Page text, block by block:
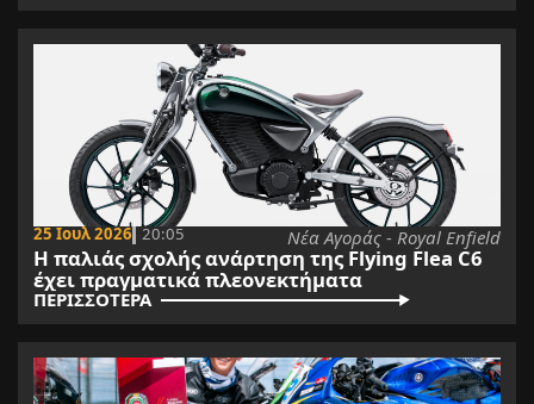
25 Ιουλ 2026 20:05 Νέα Αγοράς - Royal Enfield
Η παλιάς σχολής ανάρτηση της Flying Flea C6
έχει πραγματικά πλεονεκτήματα
ΠΕΡΙΣΣΟΤΕΡΑ